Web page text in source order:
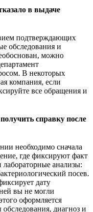
в выдаче
подтверждающих
обследования и
можно
В некоторых
компания, если
все обращения и
справку после
необходимо сначала
где фиксируют факт
лабораторные анализы:
посев.
дату
вы не могли
оформляется
обследования, диагноз и